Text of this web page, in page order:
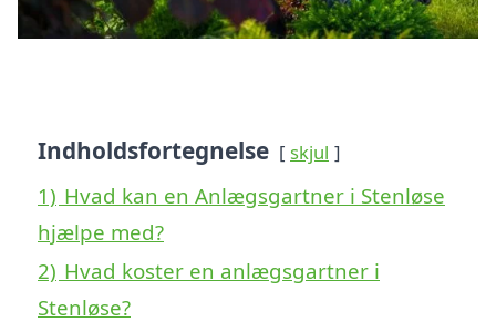
Indholdsfortegnelse skjul
1) Hvad kan en Anlægsgartner i Stenløse
hjælpe med?
2) Hvad koster en anlægsgartner i
Stenløse?